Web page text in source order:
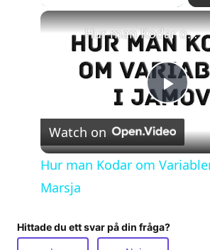
P
l
y
Hur man Kodar om Variabler i Jamovi Erik Marsja
Watch on
Hur man Kodar om
Marsja
Hittade du ett svar på din fråga?